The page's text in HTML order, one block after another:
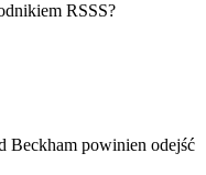
RSSS?
Beckham powinien odejść